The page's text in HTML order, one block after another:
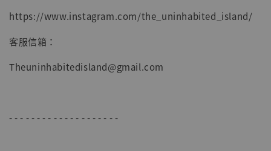
https://www.instagram.com/the_uninhabited_island/
客服信箱：
Theuninhabitedisland@gmail.com
- - - - - - - - - - - - - - - - - - - -